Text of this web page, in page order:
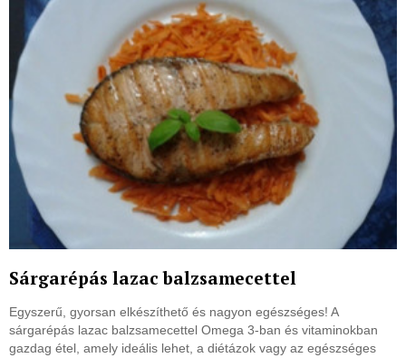
Sárgarépás lazac balzsamecettel
Egyszerű, gyorsan elkészíthető és nagyon egészséges! A
sárgarépás lazac balzsamecettel Omega 3-ban és vitaminokban
gazdag étel, amely ideális lehet, a diétázok vagy az egészséges